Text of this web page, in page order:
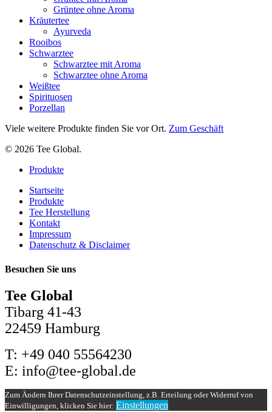
Grüntee ohne Aroma
Kräutertee
Ayurveda
Rooibos
Schwarztee
Schwarztee mit Aroma
Schwarztee ohne Aroma
Weißtee
Spirituosen
Porzellan
Viele weitere Produkte finden Sie vor Ort. Zum Geschäft
© 2026 Tee Global.
Close
Produkte
Startseite
Produkte
Tee Herstellung
Kontakt
Impressum
Datenschutz & Disclaimer
Besuchen Sie uns
Tee Global
Tibarg 41-43
22459 Hamburg
T: +49 040 55564230
E: info@tee-global.de
Zum Ändern Ihrer Datenschutzeinstellung, z.B. Erteilung oder Widerruf von
Einwilligungen, klicken Sie hier: Einstellungen